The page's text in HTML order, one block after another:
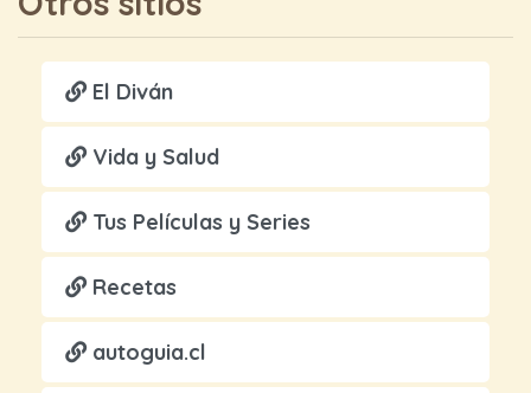
El Diván
Vida y Salud
Tus Películas y Series
Recetas
autoguia.cl